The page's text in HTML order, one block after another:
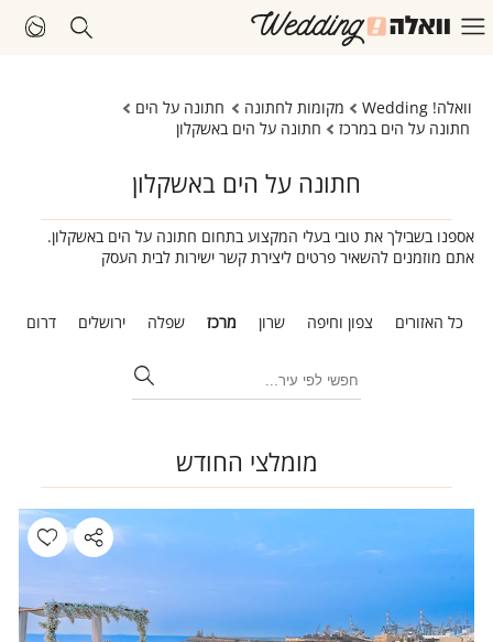
וואלה! Wedding מקומות לחתונה
חתונה על הים
חתונה על הים במרכז
חתונה על הים באשקלון
חתונה על הים באשקלון
אספנו בשבילך את טובי בעלי המקצוע בתחום חתונה על הים באשקלון.
אתם מוזמנים להשאיר פרטים ליצירת קשר ישירות לבית העסק
כל האזורים צפון וחיפה שרון מרכז שפלה ירושלים דרום
מומלצי החודש